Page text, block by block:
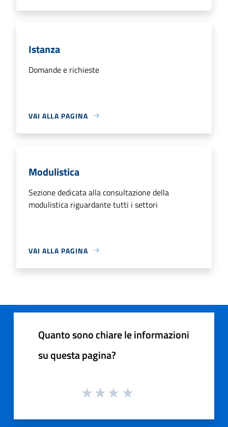
Istanza
Domande e richieste
VAI ALLA PAGINA
Modulistica
Sezione dedicata alla consultazione della
modulistica riguardante tutti i settori
VAI ALLA PAGINA
Quanto sono chiare le informazioni
su questa pagina?